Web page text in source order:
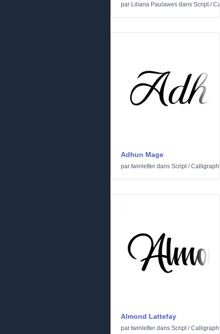
par Liliana Paulawes dans Script/
Adhun Mage
par twinletter dans Script/
Almond Lattefay
par twinletter dans Script/